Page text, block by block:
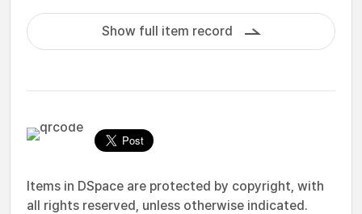
Show full item record
Items in DSpace are protected by copyright, with
all rights reserved, unless otherwise indicated.